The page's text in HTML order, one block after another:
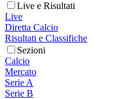
Live e Risultati
Live
Diretta Calcio
Risultati e Classifiche
Sezioni
Calcio
Mercato
Serie A
Serie B